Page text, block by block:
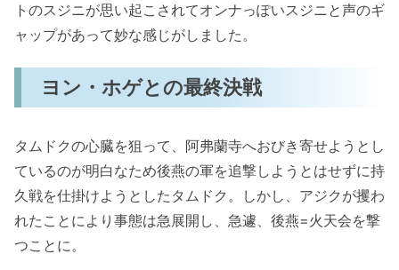
トのスジニが思い起こされてオンナっぽいスジニと声のギ
ャップがあって妙な感じがしました。
ヨン・ホゲとの最終決戦
タムドクの心臓を狙って、阿弗蘭寺へおびき寄せようとし
ているのが明白なため後燕の軍を追撃しようとはせずに持
久戦を仕掛けようとしたタムドク。しかし、アジクが攫わ
れたことにより事態は急展開し、急遽、後燕=火天会を撃
つことに。